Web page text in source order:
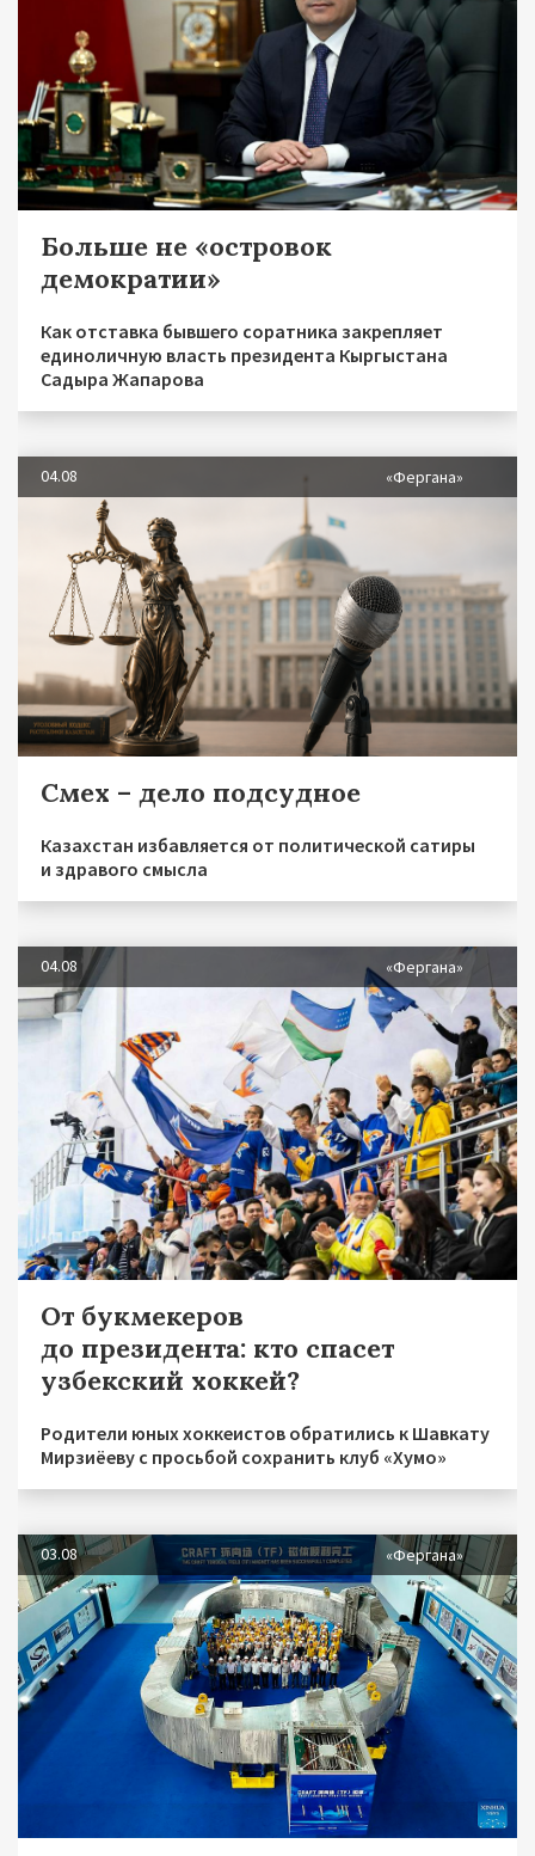
Больше не «островок
демократии»
Как отставка бывшего соратника закрепляет
единоличную власть президента Кыргыстана
Садыра Жапарова
04.08 «Фергана»
Смех – дело подсудное
Казахстан избавляется от политической сатиры
и здравого смысла
04.08 «Фергана»
От букмекеров
до президента: кто спасет
узбекский хоккей?
Родители юных хоккеистов обратились к Шавкату
Мирзиёеву с просьбой сохранить клуб «Хумо»
03.08 «Фергана»